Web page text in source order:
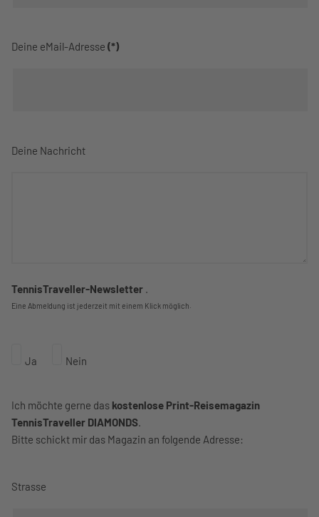
Deine eMail-Adresse (*)
Deine Nachricht
TennisTraveller-Newsletter .
Eine Abmeldung ist jederzeit mit einem Klick möglich.
Ja Nein
Ich möchte gerne das kostenlose Print-Reisemagazin
TennisTraveller DIAMONDS.
Bitte schickt mir das Magazin an folgende Adresse:
Strasse